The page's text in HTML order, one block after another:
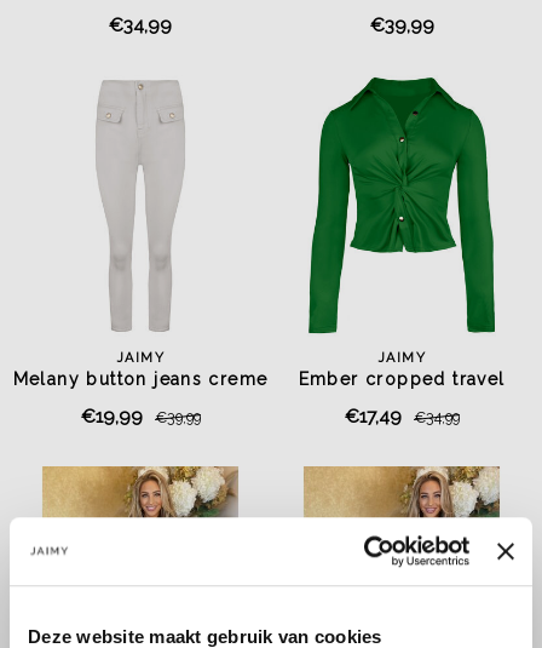
Deze website maakt gebruik van cookies
€34,99 €39,99
JAIMY
Melany button jeans creme
€19,99 €39,99
JAIMY
Ember cropped travel
€17,49 €34,99